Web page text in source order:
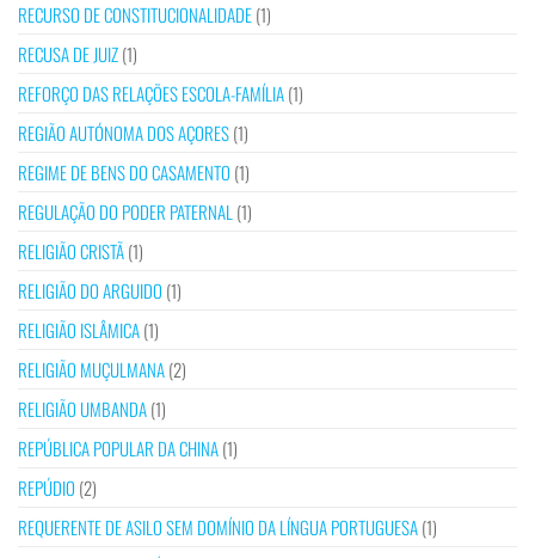
RECURSO DE CONSTITUCIONALIDADE(1)
RECUSA DE JUIZ(1)
REFORÇO DAS RELAÇÕES ESCOLA-FAMÍLIA(1)
REGIÃO AUTÓNOMA DOS AÇORES(1)
REGIME DE BENS DO CASAMENTO (1)
REGULAÇÃO DO PODER PATERNAL (1)
RELIGIÃO CRISTÃ(1)
RELIGIÃO DO ARGUIDO (1)
RELIGIÃO ISLÂMICA(1)
RELIGIÃO MUÇULMANA(2)
RELIGIÃO UMBANDA(1)
REPÚBLICA POPULAR DA CHINA(1)
REPÚDIO (2)
REQUERENTE DE ASILO SEM DOMÍNIO DA LÍNGUA PORTUGUESA(1)